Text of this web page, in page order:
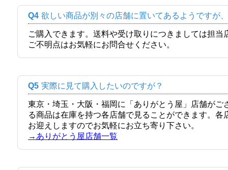
Q4 欲しい商品が別々の店舗に置いてあるようですが
ご購入できます。送料や受け取りにつきましては担
ご不明点はお気軽にお問合せください。
Q5 実際に見て購入したいのですが？
東京・埼玉・大阪・福岡に「ありがとう屋」店舗が
る商品は在庫を持つ各店舗で見ることができます。
お迎えしますのでお気軽にお立ち寄り下さい。
→ありがとう屋店舗一覧